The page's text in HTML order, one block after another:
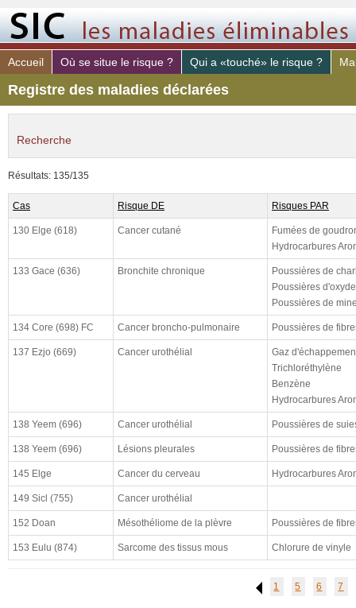
Accueil Où se situe le risque ? Qui a «touché» le risque ?
Registre des maladies déclarées
Recherche
maladie déclaré
risque PAR
poste de travail
constaté (à)
declaré (à)
cloturé (de)
cloturé (à)
Résultats: 135/135
Cas Risque DE Risques PAR
130 Elge (618) Cancer cutané
Fumées de
Hydrocarbures
133 Gace (636) Bronchite chronique
Poussières de
Poussières
Poussières de
134 Core (698) FC Cancer broncho-pulmonaire Poussières de
137 Ezjo (669) Cancer urothélial
Gaz
Trichloréthylène
Benzène
Hydrocarbures
138 Yeem (696) Cancer urothélial Poussières de
138 Yeem (696) Lésions pleurales Poussières de
145 Elge Cancer du cerveau Hydrocarbures
149 Sicl (755) Cancer urothélial
152 Doan Mésothéliome de la plèvre Poussières de
153 Eulu (874) Sarcome des tissus mous Chlorure de vinyle
Previous
1 5 6 7